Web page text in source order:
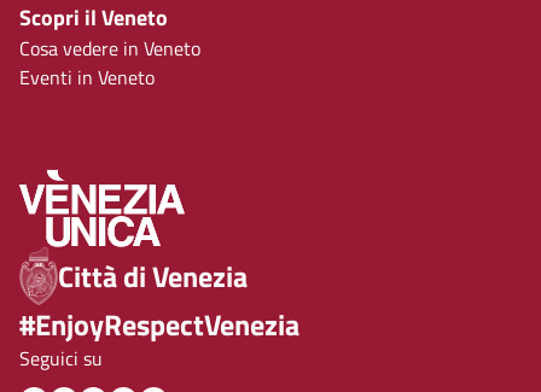
Scopri il Veneto
Cosa vedere in Veneto
Eventi in Veneto
Città di Venezia
#EnjoyRespectVenezia
Seguici su